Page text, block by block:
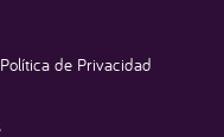
Política de Privacidad